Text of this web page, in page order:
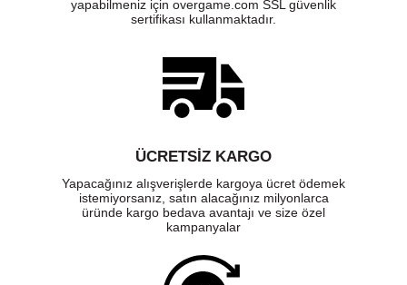
yapabilmeniz için overgame.com SSL güvenlik
sertifikası kullanmaktadır.
ÜCRETSIZ KARGO
Yapacağınız alışverişlerde kargoya ücret ödemek
istemiyorsanız, satın alacağınız milyonlarca
üründe kargo bedava avantajı ve size özel
kampanyalar